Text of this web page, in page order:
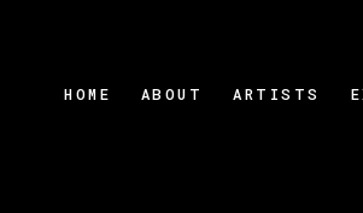
HOME ABOUT ARTISTS